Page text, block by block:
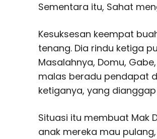
Sementara itu, Sahat
Kesuksesan keempat
tenang. Dia rindu ketiga
Masalahnya, Domu,
malas beradu pendapat
ketiganya, yang
Situasi itu membuat Mak
anak mereka mau